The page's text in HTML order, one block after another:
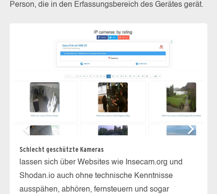
Person, die in den Erfassungsbereich des Gerätes gerät.
Schlecht geschützte Kameras
lassen sich über Websites wie Insecam.org und
Shodan.io auch ohne technische Kenntnisse
ausspähen, abhören, fernsteuern und sogar